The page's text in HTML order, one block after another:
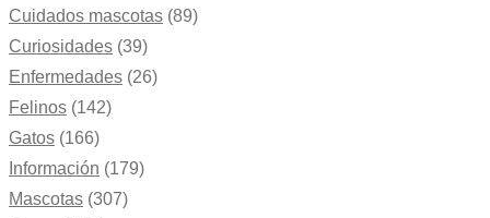
Cuidados mascotas (89)
Curiosidades (39)
Enfermedades (26)
Felinos (142)
Gatos (166)
Información (179)
Mascotas (307)